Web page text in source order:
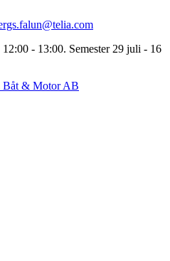
- 13:00. Semester 29 juli - 16